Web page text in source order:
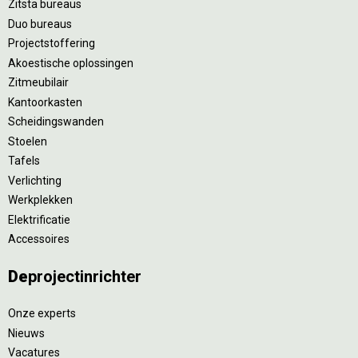
Zitsta bureaus
Duo bureaus
Projectstoffering
Akoestische oplossingen
Zitmeubilair
Kantoorkasten
Scheidingswanden
Stoelen
Tafels
Verlichting
Werkplekken
Elektrificatie
Accessoires
Deprojectinrichter
Onze experts
Nieuws
Vacatures